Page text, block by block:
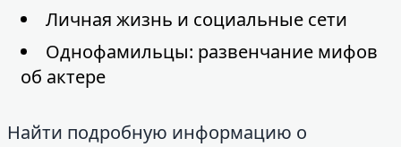
Личная жизнь и социальные сети
Однофамильцы: развенчание мифов
об актере
Найти подробную информацию о